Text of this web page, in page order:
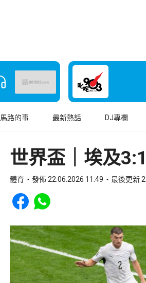
馬路的事 最新熱話 DJ專欄
世界盃｜埃及
體育 發佈 22.06.2026 11:49 最後更新
Share to Facebook
Share to WhatsApp